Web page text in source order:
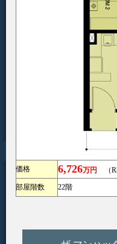
価格 6,726万円 （
部屋階数
22階